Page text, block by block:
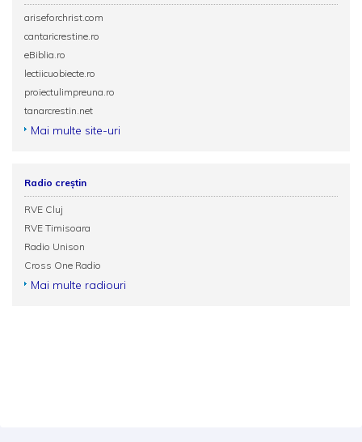
ariseforchrist.com
cantaricrestine.ro
eBiblia.ro
lectiicuobiecte.ro
proiectulimpreuna.ro
tanarcrestin.net
Mai multe site-uri
Radio creștin
RVE Cluj
RVE Timisoara
Radio Unison
Cross One Radio
Mai multe radiouri